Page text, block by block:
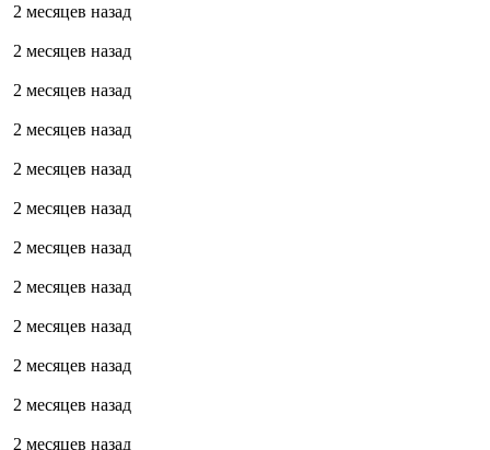
2 месяцев назад
2 месяцев назад
2 месяцев назад
2 месяцев назад
2 месяцев назад
2 месяцев назад
2 месяцев назад
2 месяцев назад
2 месяцев назад
2 месяцев назад
2 месяцев назад
2 месяцев назад